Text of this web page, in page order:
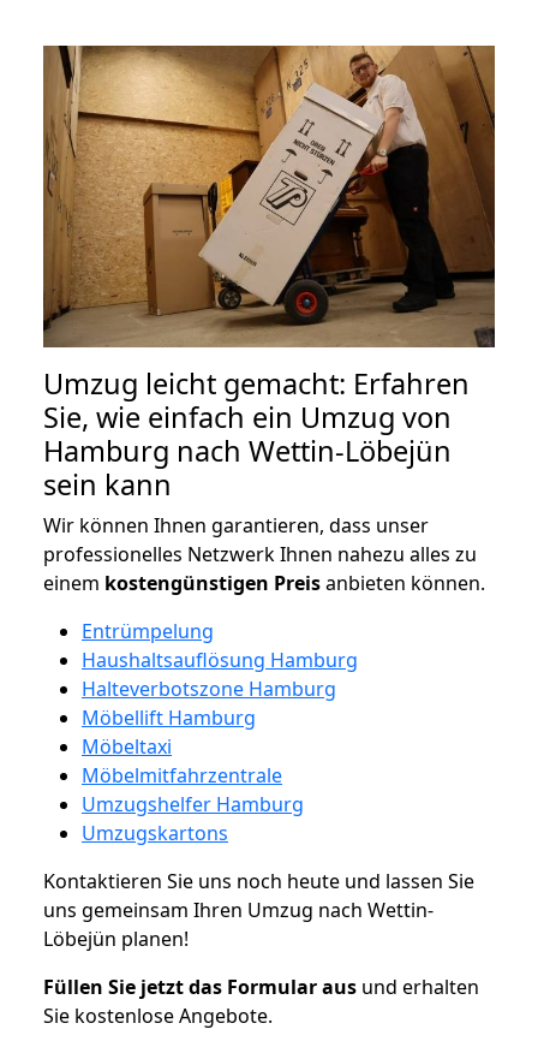
Umzug leicht gemacht: Erfahren
Sie, wie einfach ein Umzug von
Hamburg nach Wettin-Löbejün
sein kann
Wir können Ihnen garantieren, dass unser
professionelles Netzwerk Ihnen nahezu alles zu
einem kostengünstigen Preisanbieten können.
Entrümpelung
Haushaltsauflösung Hamburg
Halteverbotszone Hamburg
Möbellift Hamburg
Möbeltaxi
Möbelmitfahrzentrale
Umzugshelfer Hamburg
Umzugskartons
Kontaktieren Sie uns noch heute und lassen Sie
uns gemeinsam Ihren Umzug nach Wettin-
Löbejün planen!
Füllen Sie jetzt das Formular aus und erhalten
Sie kostenlose Angebote.